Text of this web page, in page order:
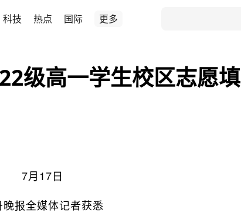
科技 热点 国际 更多
级高一学生校区志愿填
7月17日
晚报全媒体记者获悉